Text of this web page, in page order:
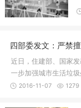
四部委发文：严禁
近日，住建部、国家
一步加强城市生活垃
圾焚烧项目用地要纳
2016-11-07 1279